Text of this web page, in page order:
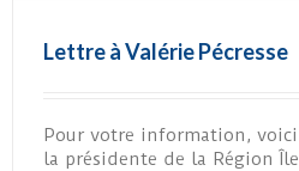
Lettre à Valérie Pécresse
Pour votre information,
la présidente de la Région